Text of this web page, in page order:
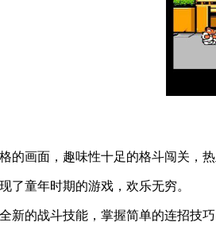
的画面，趣味性十足的格斗闯关，热
了童年时期的游戏，欢乐无穷。
新的战斗技能，掌握简单的连招技巧